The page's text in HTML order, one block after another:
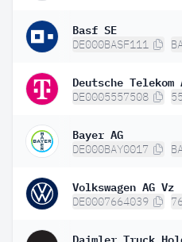
Basf SE
DE000BASF111
Deutsche Telekom
DE0005557508
Bayer AG
DE000BAY0017
Volkswagen AG Vz
DE0007664039
Daimler Truck